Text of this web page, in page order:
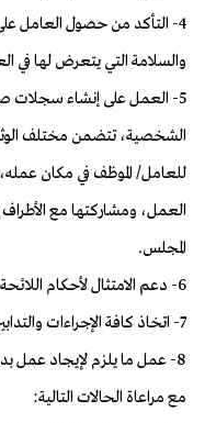
4- التأكد من حصول العامل على
والسلامة التي يتعرض لها في
5- العمل على إنشاء سجلات
الشخصية، تتضمن مختلف
للعامل/ الموظف في مكان
العمل، ومشاركتها مع
المجلس.
6- دعم الامتثال لأحكام اللائحة.
7- اتخاذ كافة الإجراءات والتدابير لتنظيم العمل وفق متطلبات اللائحة.
8- عمل ما يلزم لإيجاد عمل
مع مراعاة الحالات التالية: